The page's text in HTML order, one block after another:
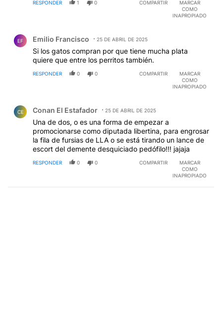
RESPONDER 1 0 COMPARTIR
MARCAR
COMO
INAPROPIADO
EF Emilio Francisco 25 DE ABRIL DE 2025
Si los gatos compran por que tiene mucha plata
quiere que entre los perritos también.
RESPONDER 0 0 COMPARTIR
MARCAR
COMO
INAPROPIADO
CE Conan El Estafador 25 DE ABRIL DE 2025
Una de dos, o es una forma de empezar a
promocionarse como diputada libertina, para engrosar
la fila de fursias de LLA o se está tirando un lance de
escort del demente desquiciado pedófilo!!! jajaja
RESPONDER 0 0 COMPARTIR
MARCAR
COMO
INAPROPIADO